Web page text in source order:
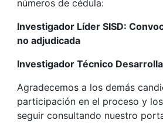
números de cédula:
Investigador Líder SISD:
no adjudicada
Investigador Técnico
Agradecemos a los demás
participación en el proceso y
seguir consultando nuestro